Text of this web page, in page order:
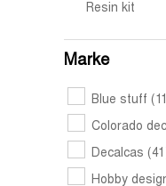
Resin kit
Marke
Blue stuff
Colorado
Decalcas
Hobby